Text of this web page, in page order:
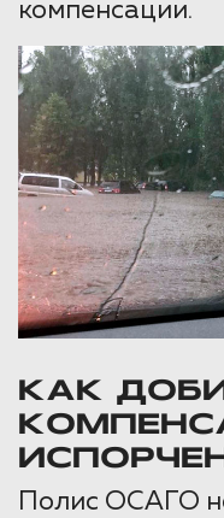
компенсации.
КАК
Полис ОСАГО